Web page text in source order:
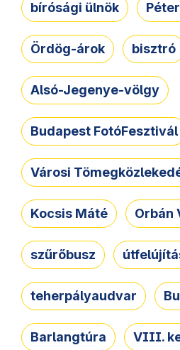
bírósági ülnök
Ördög-árok bisztró
Alsó-Jegenye-völgy
Budapest FotóFesztivál
Városi
Kocsis Máté Orbán
szűrőbusz
teherpályaudvar
Barlangtúra VIII.